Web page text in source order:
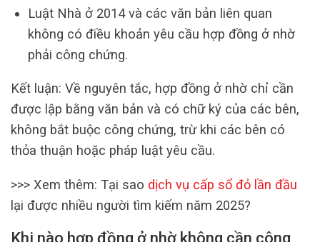
Luật Nhà ở 2014 và các văn bản liên quan
không có điều khoản yêu cầu hợp đồng ở nhờ
phải công chứng.
Kết luận: Về nguyên tắc, hợp đồng ở nhờ chỉ cần
được lập bằng văn bản và có chữ ký của các bên,
không bắt buộc công chứng, trừ khi các bên có
thỏa thuận hoặc pháp luật yêu cầu.
>>> Xem thêm: Tại sao dịch vụ cấp sổ đỏ lần đầu
lại được nhiều người tìm kiếm năm 2025?
Khi nào hợp đồng ở nhờ không cần công